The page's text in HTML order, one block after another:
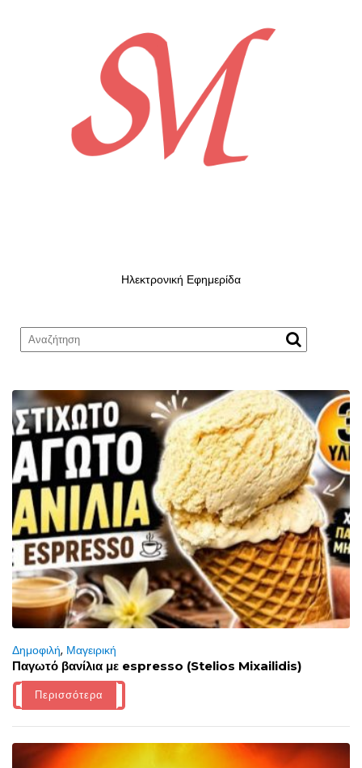
Ηλεκτρονική Εφημερίδα
Δημοφιλή, Μαγειρική
Παγωτό βανίλια με espresso (Stelios Mixailidis)
Περισσότερα